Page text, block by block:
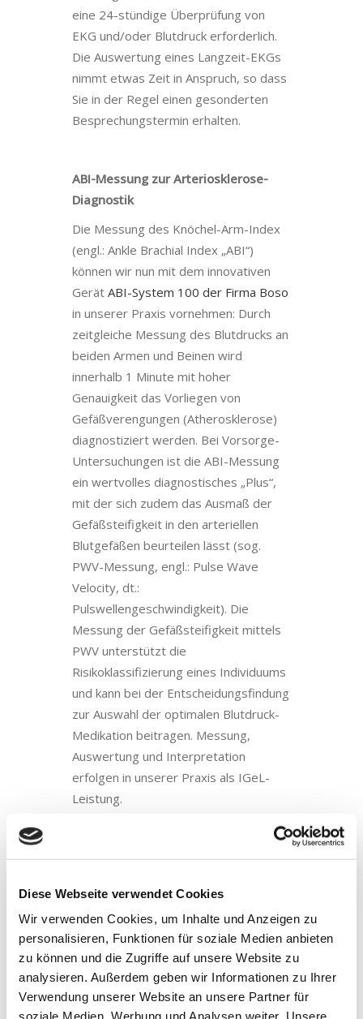
Diese Webseite verwendet Cookies
Wir verwenden Cookies, um Inhalte und Anzeigen zu
personalisieren, Funktionen für soziale Medien anbieten
zu können und die Zugriffe auf unsere Website zu
analysieren. Außerdem geben wir Informationen zu Ihrer
Verwendung unserer Website an unsere Partner für
soziale Medien, Werbung und Analysen weiter. Unsere
eine 24-stündige Überprüfung von
EKG und/oder Blutdruck erforderlich.
Die Auswertung eines Langzeit-EKGs
nimmt etwas Zeit in Anspruch, so dass
Sie in der Regel einen gesonderten
Besprechungstermin erhalten.
ABI-Messung zur Arteriosklerose-
Diagnostik
Die Messung des Knöchel-Arm-Index
(engl.: Ankle Brachial Index „ABI“)
können wir nun mit dem innovativen
Gerät ABI-System 100 der Firma Boso
in unserer Praxis vornehmen: Durch
zeitgleiche Messung des Blutdrucks an
beiden Armen und Beinen wird
innerhalb 1 Minute mit hoher
Genauigkeit das Vorliegen von
Gefäßverengungen (Atherosklerose)
diagnostiziert werden. Bei Vorsorge-
Untersuchungen ist die ABI-Messung
ein wertvolles diagnostisches „Plus“,
mit der sich zudem das Ausmaß der
Gefäßsteifigkeit in den arteriellen
Blutgefäßen beurteilen lässt (sog.
PWV-Messung, engl.: Pulse Wave
Velocity, dt.:
Pulswellengeschwindigkeit). Die
Messung der Gefäßsteifigkeit mittels
PWV unterstützt die
Risikoklassifizierung eines Individuums
und kann bei der Entscheidungsfindung
zur Auswahl der optimalen Blutdruck-
Medikation beitragen. Messung,
Auswertung und Interpretation
erfolgen in unserer Praxis als IGeL-
Leistung.
Labor-Schnelltests –POINT OF CARE
Infekterkrankungen ist eine schnelle
und effektive Diagnostik entscheidend.
Dafür stehen in unserer Praxis
mehrere Schnelltests (sogenannte
point-of-care-Diagnostik) zur